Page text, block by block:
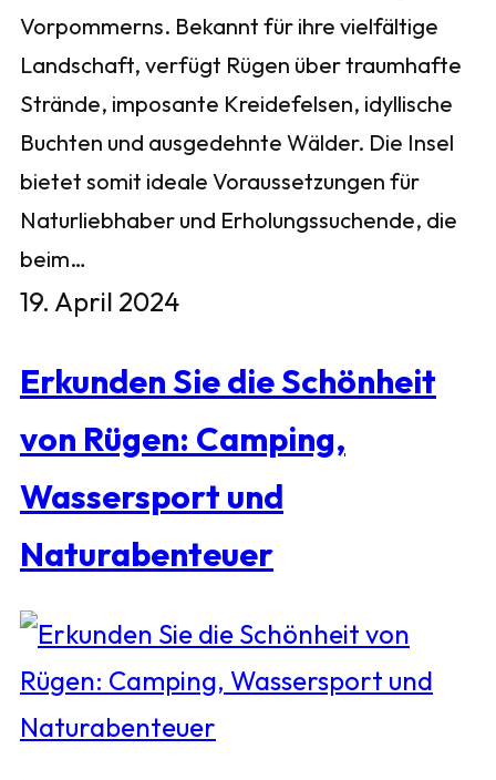
Vorpommerns. Bekannt für ihre vielfältige
Landschaft, verfügt Rügen über traumhafte
Strände, imposante Kreidefelsen, idyllische
Buchten und ausgedehnte Wälder. Die Insel
bietet somit ideale Voraussetzungen für
Naturliebhaber und Erholungssuchende, die
beim…
19. April 2024
Erkunden Sie die Schönheit
von Rügen: Camping,
Wassersport und
Naturabenteuer